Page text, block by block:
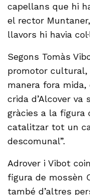
capellans que hi
el rector
llavors hi havia
Segons Tomàs
promotor cultural,
manera fora
crida d’Alcover
gràcies a la figura
catalitzar tot un
descomunal”.
Adrover i Vibot
figura de mossèn
també d’altres